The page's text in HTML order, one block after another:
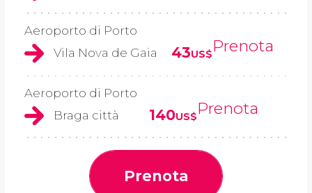
Aeroporto di Porto
Vila Nova de Gaia
43US$Prenota
Aeroporto di Porto
Braga città
140US$Prenota
Prenota